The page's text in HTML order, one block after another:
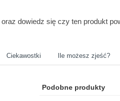
oraz dowiedz się czy ten produkt
Ciekawostki Ile możesz zjeść?
Podobne produkty